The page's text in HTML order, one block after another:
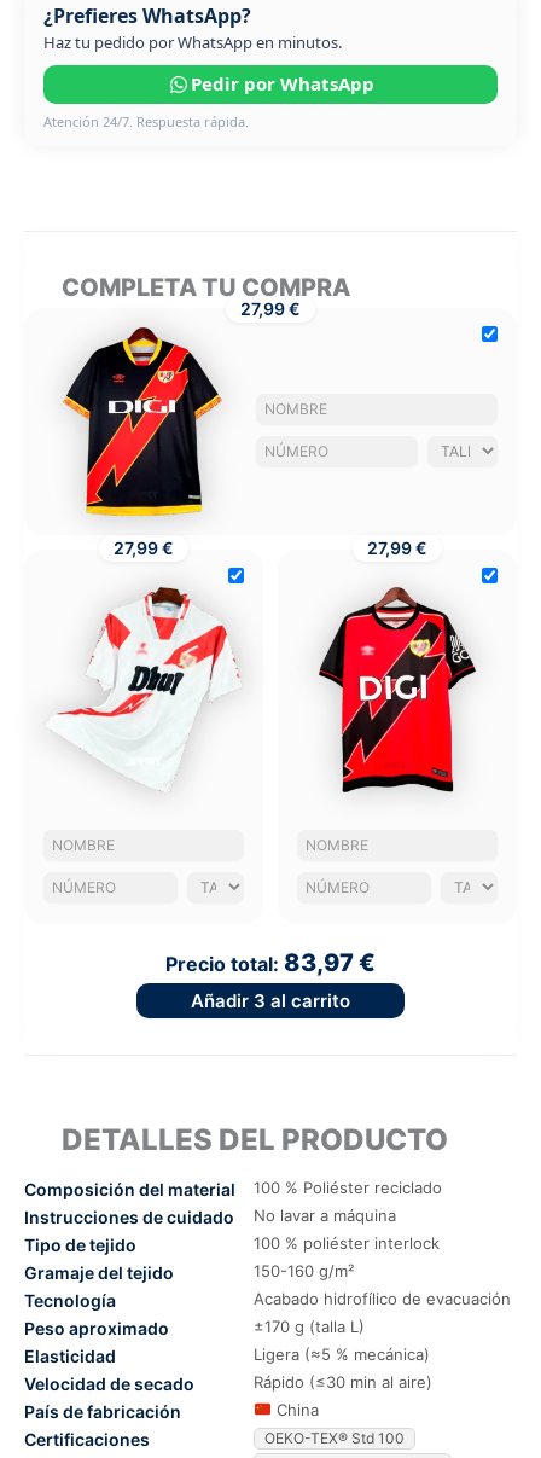
¿Prefieres WhatsApp?
Haz tu pedido por WhatsApp en minutos.
Pedir por WhatsApp
Atención 24/7. Respuesta rápida.
COMPLETA TU COMPRA
27,99 €
27,99 € 27,99 €
Precio total: 83,97 €
Añadir 3 al carrito
DETALLES DEL PRODUCTO
Composición del material 100 % Poliéster reciclado
Instrucciones de cuidado No lavar a máquina
Tipo de tejido 100 % poliéster interlock
Gramaje del tejido 150-160 g/m²
Tecnología Acabado hidrofílico de evacuación
Peso aproximado ±170 g (talla L)
Elasticidad Ligera (≈5 % mecánica)
Velocidad de secado Rápido (≤30 min al aire)
País de fabricación China
Certificaciones
OEKO-TEX® Std 100